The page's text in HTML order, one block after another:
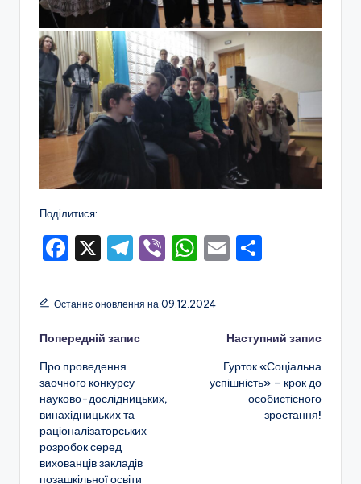
Поділитися:
F
c
b
o
o
k
X
T
e
a
m
Vi
er
W
a
p
E
l
и
т
и
с
Останнє оновлення на 09.12.2024
Навігація
по
запису
Попередній запис
Про проведення
заочного конкурсу
науково-дослідницьких,
винахідницьких та
раціоналізаторських
розробок серед
вихованців закладів
позашкільної освіти
Наступний запис
Гурток «Соціальна
успішність» – крок до
особистісного
зростання!